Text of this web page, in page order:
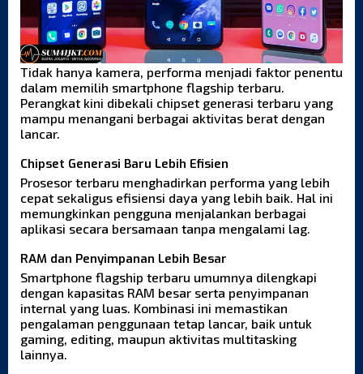
Tidak hanya kamera, performa menjadi faktor penentu
dalam memilih smartphone flagship terbaru.
Perangkat kini dibekali chipset generasi terbaru yang
mampu menangani berbagai aktivitas berat dengan
lancar.
Chipset Generasi Baru Lebih Efisien
Prosesor terbaru menghadirkan performa yang lebih
cepat sekaligus efisiensi daya yang lebih baik. Hal ini
memungkinkan pengguna menjalankan berbagai
aplikasi secara bersamaan tanpa mengalami lag.
RAM dan Penyimpanan Lebih Besar
Smartphone flagship terbaru umumnya dilengkapi
dengan kapasitas RAM besar serta penyimpanan
internal yang luas. Kombinasi ini memastikan
pengalaman penggunaan tetap lancar, baik untuk
gaming, editing, maupun aktivitas multitasking
lainnya.